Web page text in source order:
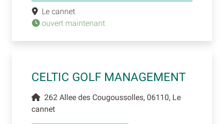
Le cannet
ouvert maintenant
CELTIC GOLF MANAGEMENT
262 Allee des Cougoussolles, 06110, Le
cannet